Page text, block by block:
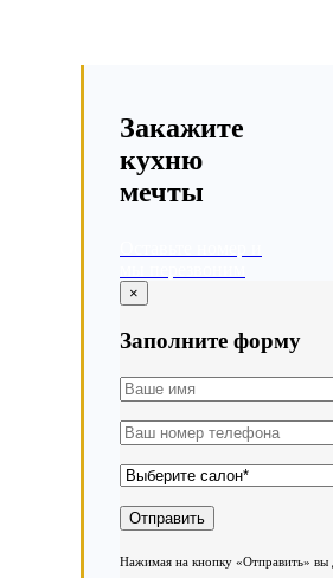
Закажите
кухню
мечты
×
Заполните форму
Нажимая на кнопку «Отправить» вы